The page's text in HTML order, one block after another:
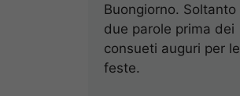
Buongiorno. Soltanto
due parole prima dei
consueti auguri per le
feste.